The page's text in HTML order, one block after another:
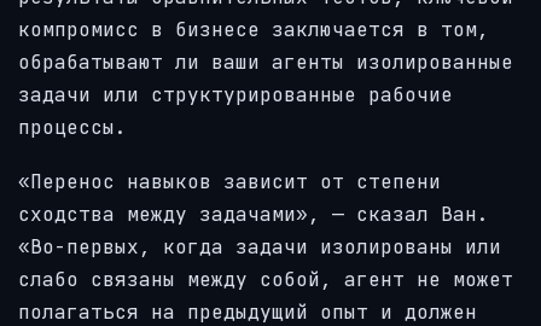
компромисс в бизнесе заключается в том,
обрабатывают ли ваши агенты изолированные
задачи или структурированные рабочие
процессы.
«Перенос навыков зависит от степени
сходства между задачами», — сказал Ван.
«Во-первых, когда задачи изолированы или
слабо связаны между собой, агент не может
полагаться на предыдущий опыт и должен